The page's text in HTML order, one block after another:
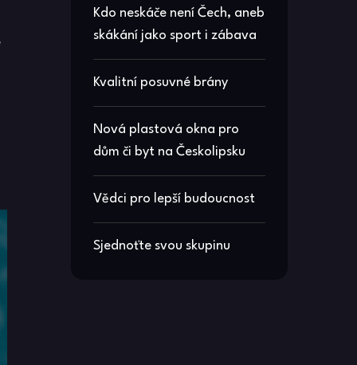
Kdo neskáče není Čech, aneb
skákání jako sport i zábava
Kvalitní posuvné brány
Nová plastová okna pro
dům či byt na Českolipsku
Vědci pro lepší budoucnost
Sjednoťte svou skupinu